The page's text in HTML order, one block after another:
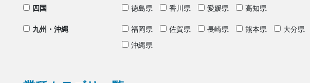
四国 徳島県 香川県 愛媛県 高知県
九州・沖縄 福岡県 佐賀県 長崎県 熊本県 大分県
沖縄県